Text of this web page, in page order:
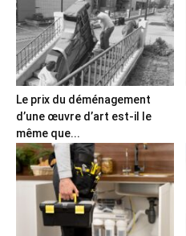
Le prix du déménagement
d’une œuvre d’art est-il le
même que...